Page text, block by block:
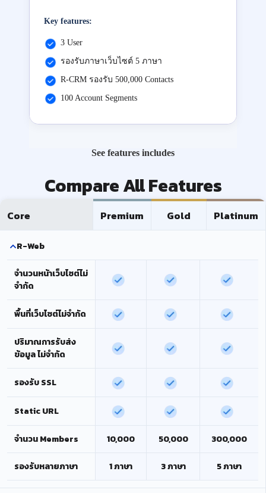
Key features:
3 User
รองรับภาษาเว็บไซต์ 5 ภาษา
R-CRM รองรับ 500,000 Contacts
100 Account Segments
See features includes
Compare All Features
Core Premium Gold Platinum
R-Web
จำนวนหน้าเว็บไซต์ไม่
จำกัด
พื้นที่เว็บไซต์ไม่จำกัด
ปริมาณการรับส่ง
ข้อมูล ไม่จำกัด
รองรับ SSL
Static URL
จำนวน Members 10,000 50,000 300,000
รองรับหลายภาษา 1 ภาษา 3 ภาษา 5 ภาษา